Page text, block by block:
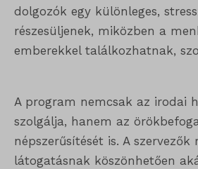
dolgozók egy különleges,
részesüljenek, miközben a
emberekkel találkozhatnak,
A program nemcsak az irodai
szolgálja, hanem az
népszerűsítését is. A
látogatásnak köszönhetően